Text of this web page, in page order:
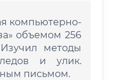
компьютерно-
объемом 256
методы
и улик.
письмом.